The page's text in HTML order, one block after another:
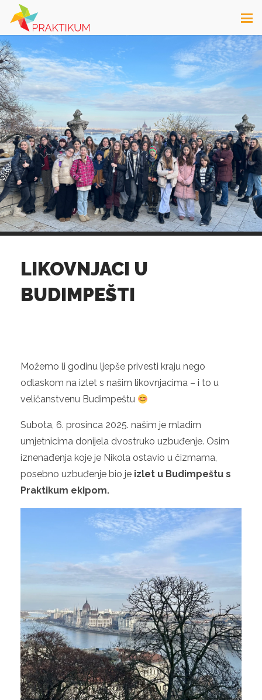
LIKOVNJACI U
BUDIMPEŠTI
Možemo li godinu ljepše privesti kraju nego
odlaskom na izlet s našim likovnjacima – i to u
veličanstvenu Budimpeštu
Subota, 6. prosinca 2025. našim je mladim
umjetnicima donijela dvostruko uzbuđenje. Osim
iznenađenja koje je Nikola ostavio u čizmama,
posebno uzbuđenje bio je izlet u Budimpeštu s
Praktikum ekipom.